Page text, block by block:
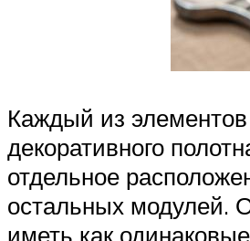
Каждый из элементов
декоративного
отдельное
остальных модулей.
иметь как